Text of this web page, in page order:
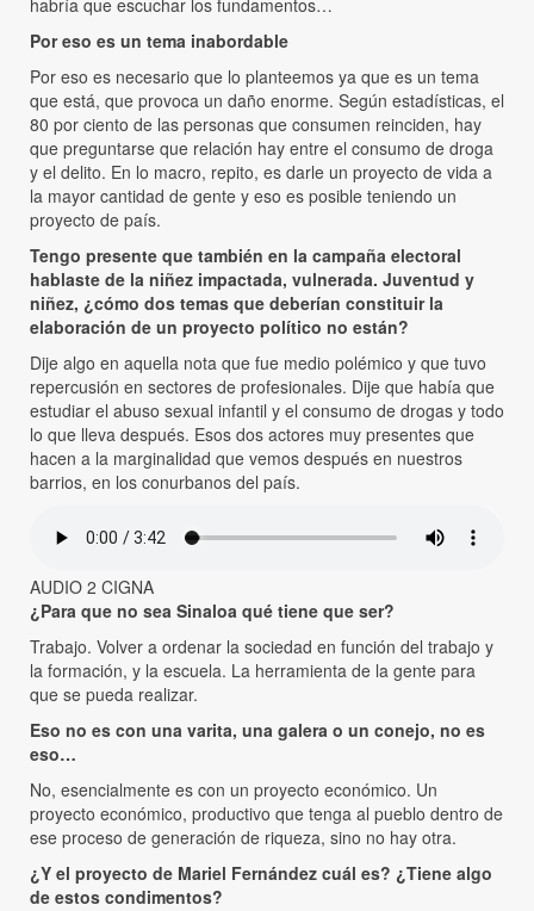
habría que escuchar los fundamentos…
Por eso es un tema inabordable
Por eso es necesario que lo planteemos ya que es un tema
que está, que provoca un daño enorme. Según estadísticas, el
80 por ciento de las personas que consumen reinciden, hay
que preguntarse que relación hay entre el consumo de droga
y el delito. En lo macro, repito, es darle un proyecto de vida a
la mayor cantidad de gente y eso es posible teniendo un
proyecto de país.
Tengo presente que también en la campaña electoral
hablaste de la niñez impactada, vulnerada. Juventud y
niñez, ¿cómo dos temas que deberían constituir la
elaboración de un proyecto político no están?
Dije algo en aquella nota que fue medio polémico y que tuvo
repercusión en sectores de profesionales. Dije que había que
estudiar el abuso sexual infantil y el consumo de drogas y todo
lo que lleva después. Esos dos actores muy presentes que
hacen a la marginalidad que vemos después en nuestros
barrios, en los conurbanos del país.
AUDIO 2 CIGNA
¿Para que no sea Sinaloa qué tiene que ser?
Trabajo. Volver a ordenar la sociedad en función del trabajo y
la formación, y la escuela. La herramienta de la gente para
que se pueda realizar.
Eso no es con una varita, una galera o un conejo, no es
eso…
No, esencialmente es con un proyecto económico. Un
proyecto económico, productivo que tenga al pueblo dentro de
ese proceso de generación de riqueza, sino no hay otra.
¿Y el proyecto de Mariel Fernández cuál es? ¿Tiene algo
de estos condimentos?